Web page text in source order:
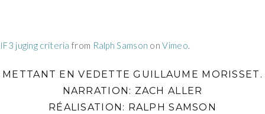
IF3 juging criteria from Ralph Samson onVimeo.
METTANT EN VEDETTE GUILLAUME MORISSET.
NARRATION: ZACH ALLER
RÉALISATION: RALPH SAMSON